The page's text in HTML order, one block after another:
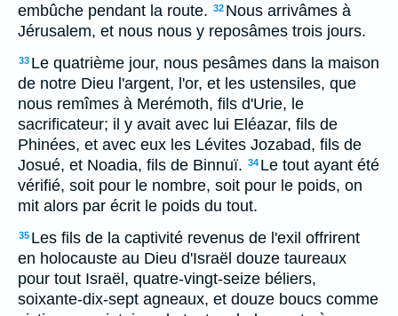
embûche pendant la route. 32 Nous arrivâmes à
Jérusalem, et nous nous y reposâmes trois jours.
33 Le quatrième jour, nous pesâmes dans la maison
de notre Dieu l'argent, l'or, et les ustensiles, que
nous remîmes à Merémoth, fils d'Urie, le
sacrificateur; il y avait avec lui Eléazar, fils de
Phinées, et avec eux les Lévites Jozabad, fils de
Josué, et Noadia, fils de Binnuï. 34 Le tout ayant été
vérifié, soit pour le nombre, soit pour le poids, on
mit alors par écrit le poids du tout.
35 Les fils de la captivité revenus de l'exil offrirent
en holocauste au Dieu d'Israël douze taureaux
pour tout Israël, quatre-vingt-seize béliers,
soixante-dix-sept agneaux, et douze boucs comme